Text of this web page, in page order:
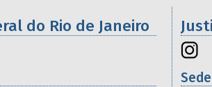
do Rio de Janeiro
Sede